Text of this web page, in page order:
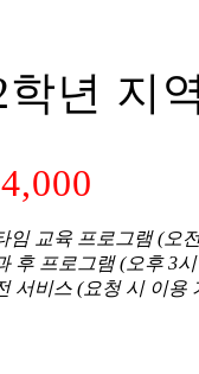
학년 지
임 교육 프로그램 (오
후 프로그램 (오후 3
서비스 (요청 시 이용